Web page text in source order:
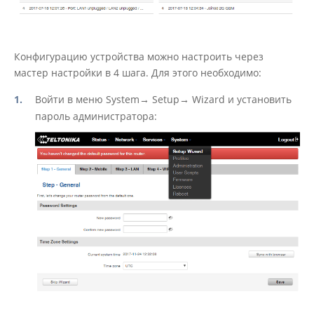
Конфигурацию устройства можно настроить через
мастер настройки в 4 шага. Для этого необходимо:
Войти в меню System→ Setup→ Wizard и установить
пароль администратора: